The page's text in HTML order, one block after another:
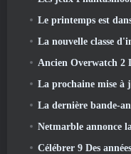
Le printemps est dans l’air
La nouvelle classe d'inventeur de
Ancien Overwatch 2 Le
La prochaine mise à jour
La dernière bande-annonce de l'alpha
Netmarble annonce la date de lancement
Célébrer 9 Des années